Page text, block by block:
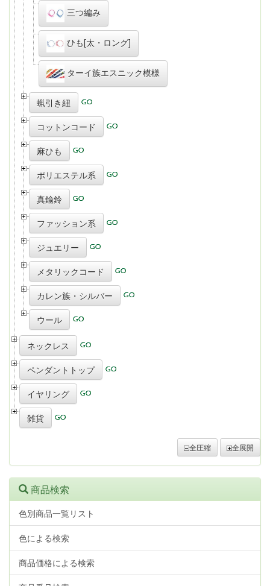
三つ編み
ひも[太・ロング]
ターイ族エスニック模様
蝋引き紐
コットンコード
麻ひも
ポリエステル系
真鍮鈴
ファッション系
ジュエリー
メタリックコード
カレン族・シルバー
ウール
ネックレス
ペンダントトップ
イヤリング
雑貨
全圧縮 全展開
商品検索
色別商品一覧リスト
色による検索
商品価格による検索